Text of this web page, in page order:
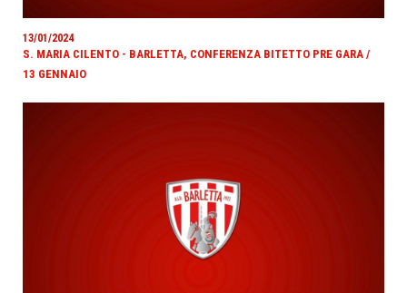
13/01/2024
S. MARIA CILENTO - BARLETTA, CONFERENZA BITETTO PRE GARA /
13 GENNAIO